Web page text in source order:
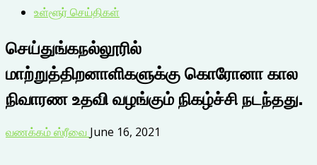
உள்ளூர் செய்திகள்
செய்துங்கநல்லூரில்
மாற்றுத்திறனாளிகளுக்கு கொரோனா கால
நிவாரண உதவி வழங்கும் நிகழ்ச்சி நடந்தது.
வணக்கம் ஸ்ரீவை June 16, 2021